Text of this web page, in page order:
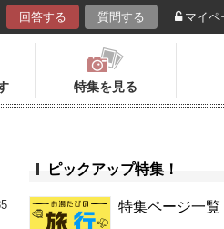
回答する 質問する マイペ
特集を見る
ピックアップ特集！
特集ページ一覧